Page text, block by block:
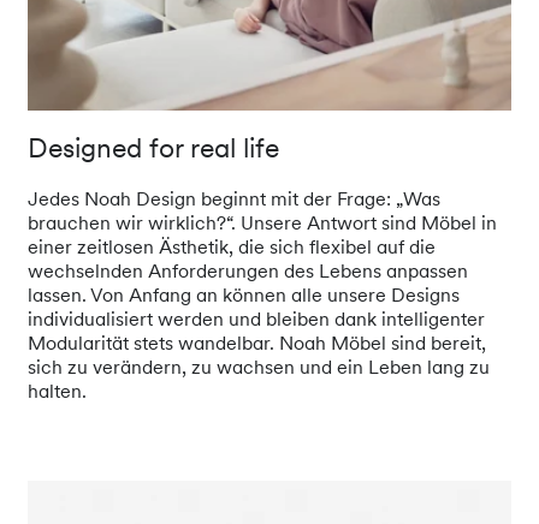
Designed for real life
Jedes Noah Design beginnt mit der Frage: „Was
brauchen wir wirklich?“. Unsere Antwort sind Möbel in
einer zeitlosen Ästhetik, die sich flexibel auf die
wechselnden Anforderungen des Lebens anpassen
lassen. Von Anfang an können alle unsere Designs
individualisiert werden und bleiben dank intelligenter
Modularität stets wandelbar. Noah Möbel sind bereit,
sich zu verändern, zu wachsen und ein Leben lang zu
halten.